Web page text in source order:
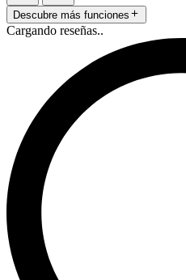
Descubre más funciones
Cargando reseñas..